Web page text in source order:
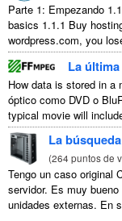
Parte 1: Empezando 1.1
basics 1.1.1 Buy
wordpress.com, you
La
How data is stored in a
óptico como DVD o
typical movie will
La
(264 puntos de
Tengo un caso original
servidor. Es muy
unidades externas. En